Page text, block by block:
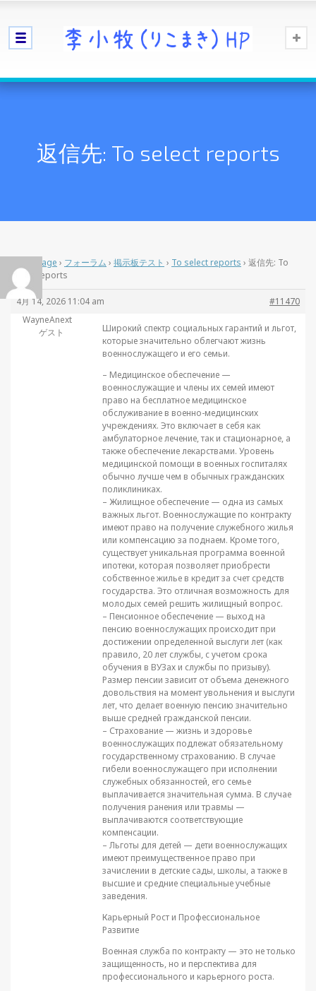
返信先: To select reports
Home Page › フォーラム › 掲示板テスト › To select reports › 返信先: To
select reports
4月 14, 2026 11:04 am
#11470
WayneAnext
ゲスト
Широкий спектр социальных гарантий и льгот,
которые значительно облегчают жизнь
военнослужащего и его семьи.
– Медицинское обеспечение —
военнослужащие и члены их семей имеют
право на бесплатное медицинское
обслуживание в военно-медицинских
учреждениях. Это включает в себя как
амбулаторное лечение, так и стационарное, а
также обеспечение лекарствами. Уровень
медицинской помощи в военных госпиталях
обычно лучше чем в обычных гражданских
поликлиниках.
– Жилищное обеспечение — одна из самых
важных льгот. Военнослужащие по контракту
имеют право на получение служебного жилья
или компенсацию за поднаем. Кроме того,
существует уникальная программа военной
ипотеки, которая позволяет приобрести
собственное жилье в кредит за счет средств
государства. Это отличная возможность для
молодых семей решить жилищный вопрос.
– Пенсионное обеспечение — выход на
пенсию военнослужащих происходит при
достижении определенной выслуги лет (как
правило, 20 лет службы, с учетом срока
обучения в ВУЗах и службы по призыву).
Размер пенсии зависит от объема денежного
довольствия на момент увольнения и выслуги
лет, что делает военную пенсию значительно
выше средней гражданской пенсии.
– Страхование — жизнь и здоровье
военнослужащих подлежат обязательному
государственному страхованию. В случае
гибели военнослужащего при исполнении
служебных обязанностей, его семье
выплачивается значительная сумма. В случае
получения ранения или травмы —
выплачиваются соответствующие
компенсации.
– Льготы для детей — дети военнослужащих
имеют преимущественное право при
зачислении в детские сады, школы, а также в
высшие и средние специальные учебные
заведения.
Карьерный Рост и Профессиональное
Развитие
Военная служба по контракту — это не только
защищенность, но и перспектива для
профессионального и карьерного роста.